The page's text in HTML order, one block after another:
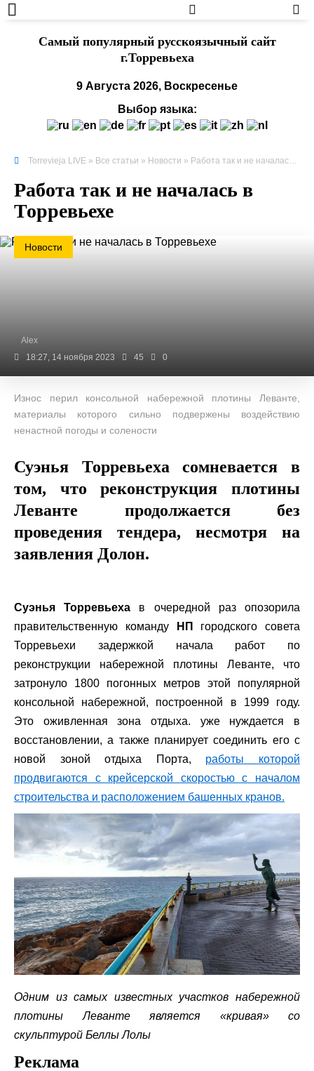
Cамый популярный русскоязычный сайт
г.Торревьеха
9 Августа 2026, Воскресенье
Выбор языка:
Torrevieja LIVE » Все статьи » Новости » Работа так и не началась в Торревьехе
Работа так и не началась в
Торревьехе
Новости
Alex
18:27, 14 ноября 2023
45 0
Износ перил консольной набережной плотины Леванте,
материалы которого сильно подвержены воздействию
ненастной погоды и солености
Суэнья Торревьеха сомневается в
том, что реконструкция плотины
Леванте продолжается без
проведения тендера, несмотря на
заявления Долон.
Суэнья Торревьеха в очередной раз опозорила
правительственную команду
НП
городского совета
Торревьехи задержкой начала работ по
реконструкции набережной плотины Леванте, что
затронуло 1800 погонных метров этой популярной
консольной набережной, построенной в 1999 году.
Это оживленная зона отдыха. уже нуждается в
восстановлении, а также планирует соединить его с
новой зоной отдыха Порта, работы которой
продвигаются с крейсерской скоростью с началом
строительства и расположением башенных кранов.
Одним из самых известных участков набережной
плотины Леванте является «кривая» со
скульптурой Беллы Лолы
Реклама